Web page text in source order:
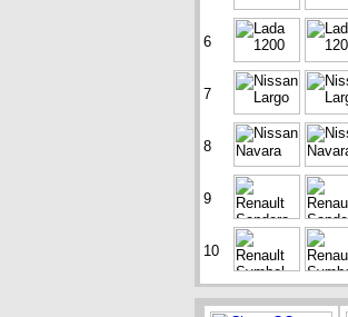
6
7
8
9
10